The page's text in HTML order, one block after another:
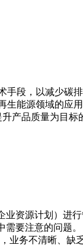
段，以减少
能源领域的应
产品质量为目
资源计划）进
需要注意的问
业务不清晰、